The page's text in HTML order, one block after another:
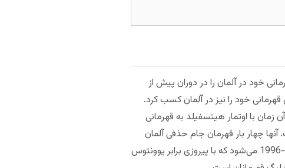
سال 1909 شروع به کار کرد. آنها اولین قهرمانی خود در آلمان را در دوران پیش از
قهرمانی خود را نیز در آلمان کسب کرد.
برای قهرمانی در بوندسلیگا، تا 1995 منتظر ماندند و در آن زمان با اوتمار هیتسفیلد به قهرمانی
چهار بار قهرمان جام حذفی آلمان
شده‌اند، یک بار جام برندگان اروپا را صاحب شدند و گل سرسبد جام‌های این باشگاه مربوط به سال فصل 97-1996 می‌شود که با پیروزی برابر یوونتوس